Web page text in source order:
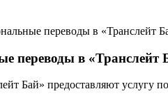
переводы в «Транслейт
переводы в «Транслейт
Бай» предоставляют услугу